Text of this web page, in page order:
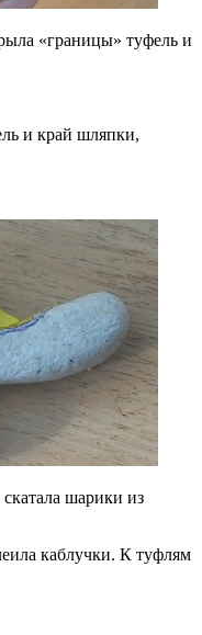
«границы» туфель и
и край шляпки,
шарики из
каблучки. К туфлям